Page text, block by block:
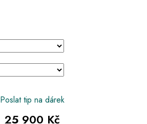
Poslat tip na dárek
25 900 Kč